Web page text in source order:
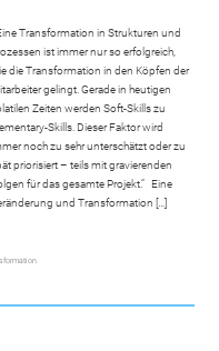
Transformation in Strukturen und
ist immer nur so erfolgreich,
die Transformation in den Köpfen der
gelingt. Gerade in heutigen
Zeiten werden Soft-Skills zu
Skills. Dieser Faktor wird
noch zu sehr unterschätzt oder zu
priorisiert – teils mit gravierenden
für das gesamte Projekt.“ Eine
und Transformation […]